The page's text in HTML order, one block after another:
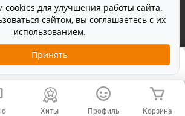
Хиты Профиль Корзина
Добавить в корзину
конфиденциальности
обработку персональных данных
SmartCaptcha
для улучшения работы сайта.
сайтом, вы соглашаетесь с их
использованием.
Принять